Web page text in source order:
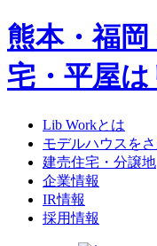
熊本・福
宅・平屋
Lib Workとは
モデルハウスを
建売住宅・分譲地
企業情報
IR情報
採用情報